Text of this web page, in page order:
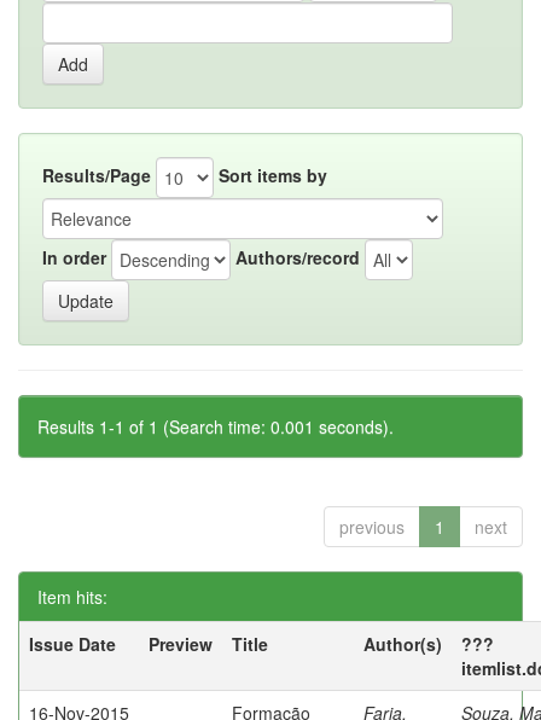
Results/Page Sort items by
In order Authors/record
Results 1-1 of 1 (Search time: 0.001 seconds).
previous 1 next
Item hits:
Issue Date
Preview Title Author(s)
???
16-Nov-2015
Formação Faria, Souza,